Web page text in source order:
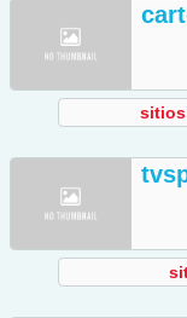
sitios